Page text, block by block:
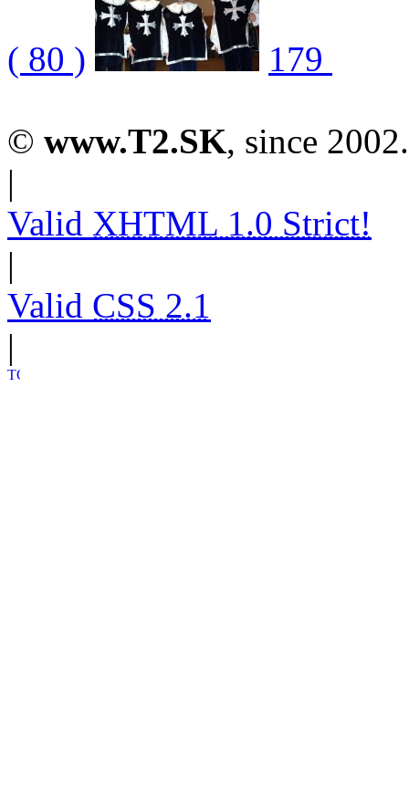
( 80 ) 179
© www.T2.SK, since 2002.
|
Valid XHTML 1.0 Strict!
|
Valid CSS 2.1
|